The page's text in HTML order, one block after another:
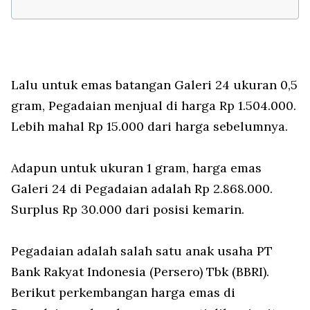
Lalu untuk emas batangan Galeri 24 ukuran 0,5
gram, Pegadaian menjual di harga Rp 1.504.000.
Lebih mahal Rp 15.000 dari harga sebelumnya.
Adapun untuk ukuran 1 gram, harga emas
Galeri 24 di Pegadaian adalah Rp 2.868.000.
Surplus Rp 30.000 dari posisi kemarin.
Pegadaian adalah salah satu anak usaha PT
Bank Rakyat Indonesia (Persero) Tbk (BBRI).
Berikut perkembangan harga emas di